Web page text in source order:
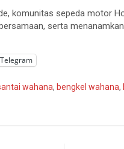
komunitas sepeda motor
serta
Telegram
wahana, bengkel wahana,